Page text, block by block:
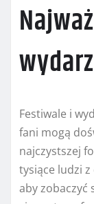
Festiwale i
fani mogą
najczystszej
tysiące ludzi z
aby zobaczyć